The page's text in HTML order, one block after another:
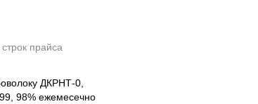
строк прайса
ДКРНТ-0,
98% ежемесечно